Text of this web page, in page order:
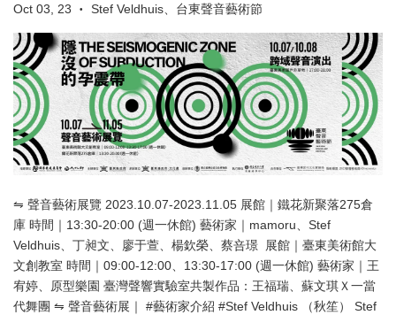
Oct 03, 23 • Stef Veldhuis、台東聲音藝術節
⇋ 聲音藝術展覽 2023.10.07-2023.11.05 展館｜鐵花新聚落275倉
庫 時間｜13:30-20:00 (週一休館) 藝術家｜mamoru、Stef
Veldhuis、丁昶文、廖于萱、楊欽榮、蔡咅璟 ㅤㅤ 展館｜臺東美術館大
文創教室 時間｜09:00-12:00、13:30-17:00 (週一休館) 藝術家｜王
宥婷、原型樂園 臺灣聲響實驗室共製作品：王福瑞、蘇文琪Ｘ一當
代舞團 ⇋ 聲音藝術展｜ #藝術家介紹 #Stef Veldhuis （秋笙） Stef